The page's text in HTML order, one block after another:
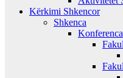
Kërkimi Shkencor
Shkenca